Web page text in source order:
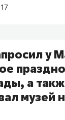
17
у
а
музей